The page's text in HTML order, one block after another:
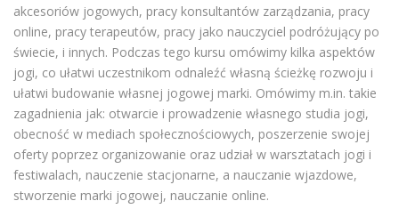
akcesoriów jogowych, pracy konsultantów zarządzania, pracy
online, pracy terapeutów, pracy jako nauczyciel podróżujący po
świecie, i innych. Podczas tego kursu omówimy kilka aspektów
jogi, co ułatwi uczestnikom odnaleźć własną ścieżkę rozwoju i
ułatwi budowanie własnej jogowej marki. Omówimy m.in. takie
zagadnienia jak: otwarcie i prowadzenie własnego studia jogi,
obecność w mediach społecznościowych, poszerzenie swojej
oferty poprzez organizowanie oraz udział w warsztatach jogi i
festiwalach, nauczenie stacjonarne, a nauczanie wjazdowe,
stworzenie marki jogowej, nauczanie online.